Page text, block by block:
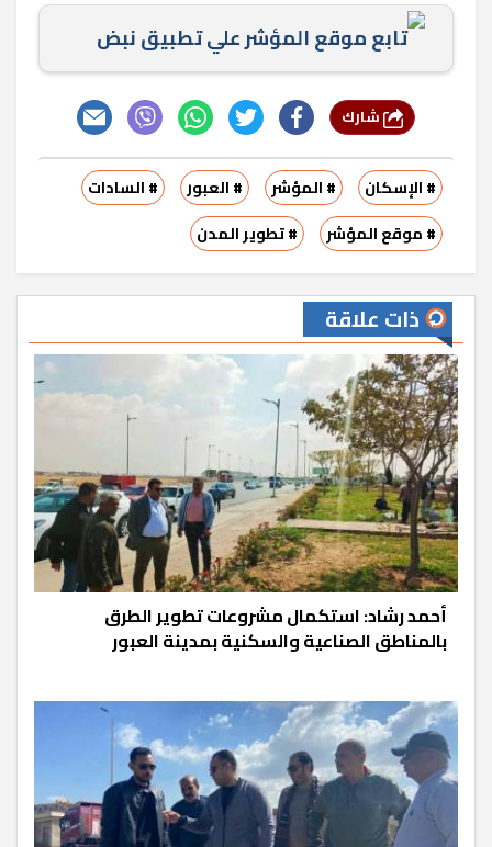
تابع موقع المؤشر علي تطبيق نبض
# الإسكان # المؤشر # العبور
# السادات
# موقع المؤشر
# تطوير المدن
ذات علاقة
أحمد رشاد: استكمال مشروعات تطوير الطرق
بالمناطق الصناعية والسكنية بمدينة العبور